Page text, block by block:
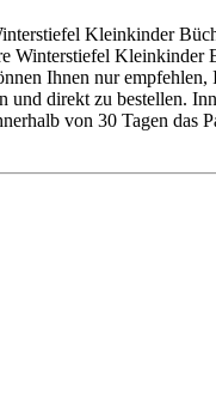
Kleinkinder
Winterstiefel
Ihnen nur
direkt zu bestellen.
von 30 Tagen das